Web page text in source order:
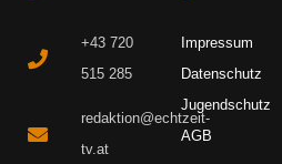
+43 720
515 285
redaktion@echtzeit-
tv.at
Impressum
Datenschutz
Jugendschutz
AGB